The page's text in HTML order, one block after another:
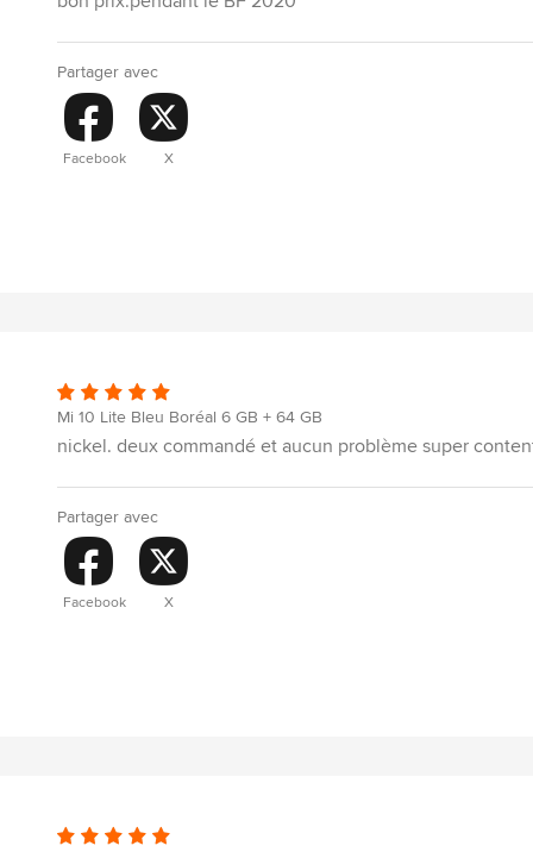
Partager avec
Facebook X
Mi 10 Lite Bleu Boréal 6 GB + 64 GB
nickel. deux commandé et aucun problème super
Partager avec
Facebook X